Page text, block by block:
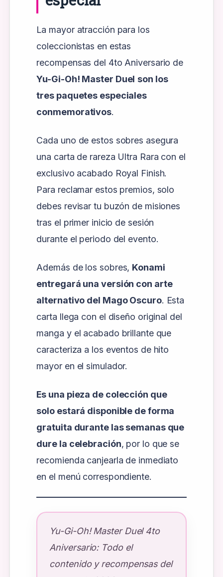
La mayor atracción para los
coleccionistas en estas
recompensas del 4to Aniversario de
Yu-Gi-Oh! Master Duel son los
tres paquetes especiales
conmemorativos.
Cada uno de estos sobres asegura
una carta de rareza Ultra Rara con el
exclusivo acabado Royal Finish.
Para reclamar estos premios, solo
debes revisar tu buzón de misiones
tras el primer inicio de sesión
durante el periodo del evento.
Además de los sobres, Konami
entregará una versión con arte
alternativo del Mago Oscuro. Esta
carta llega con el diseño original del
manga y el acabado brillante que
caracteriza a los eventos de hito
mayor en el simulador.
Es una pieza de colección que
solo estará disponible de forma
gratuita durante las semanas que
dure la celebración, por lo que se
recomienda canjearla de inmediato
en el menú correspondiente.
Yu-Gi-Oh! Master Duel 4to
Aniversario: Todo el
contenido y recompensas del